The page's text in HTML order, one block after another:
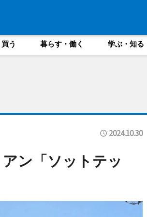
買う 暮らす・働く 学ぶ・知る
2024.10.30
ン「ソットテッ